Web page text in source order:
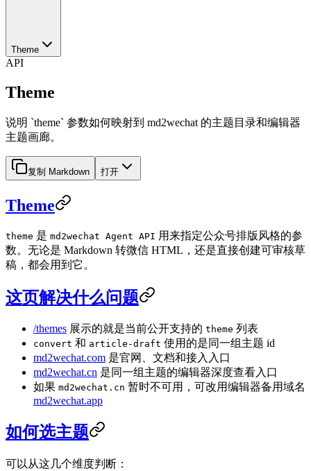
Theme
API
Theme
说明 `theme` 参数如何映射到 md2wechat 的主题目录和编辑器
主题画廊。
复制 Markdown 打开
Theme
theme 是 md2wechat Agent API 用来指定公众号排版风格的参
数。无论是 Markdown 转微信 HTML，还是直接创建可审核草
稿，都会用到它。
这页解决什么问题
/themes 展示的就是当前公开支持的 theme 列表
convert 和 article-draft 使用的是同一组主题 id
md2wechat.com 是官网、文档和接入入口
md2wechat.cn 是同一组主题的编辑器深度查看入口
如果 md2wechat.cn 暂时不可用，可改用编辑器备用域名
md2wechat.app
如何选主题
可以从这几个维度判断：